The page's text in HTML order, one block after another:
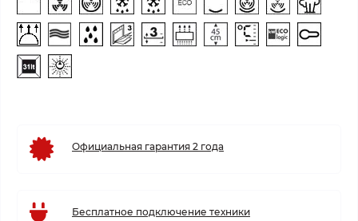
Официальная гарантия 2 года
Бесплатное подключение техники